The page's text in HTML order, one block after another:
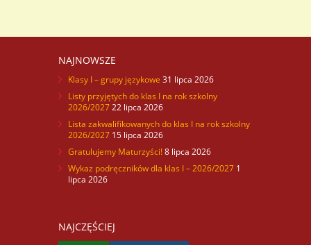
NAJNOWSZE
Klasy I – grupy językowe 31 lipca 2026
Listy przyjętych do klas I na rok szkolny
2026/202722 lipca 2026
Lista zakwalifikowanych do klas I na rok szkolny
2026/2027 15 lipca 2026
Gratulujemy Maturzyści!8 lipca 2026
Wykaz podręczników dla klas I – 2026/2027 1
lipca 2026
NAJCZĘŚCIEJ